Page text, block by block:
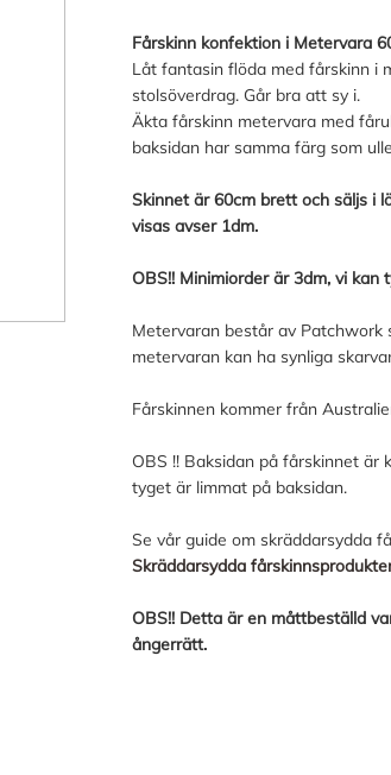
Fårskinn konfektion i Metervara
Låt fantasin flöda med fårskinn i
stolsöverdrag. Går bra att sy i.
Äkta fårskinn metervara med
baksidan har samma färg som
Skinnet är 60cm brett och säljs i
visas avser 1dm.
OBS!! Minimiorder är 3dm, vi
Metervaran består av
metervaran kan ha synliga
Fårskinnen kommer från
OBS !! Baksidan på fårskinnet
tyget är limmat på baksidan.
Se vår guide om skräddarsydda
Skräddarsydda
OBS!! Detta är en måttbeställd
ångerrätt.